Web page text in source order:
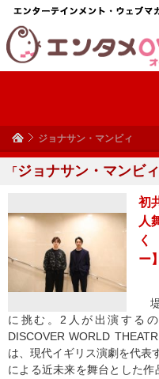
ジョナサン・マンビィ
「ジョナサン・マンビィ
初
人
く
ー】
堤
に挑む。2人が出演するの
DISCOVER WORLD
は、現代イギリス演劇を代表
による近未来を舞台とした作